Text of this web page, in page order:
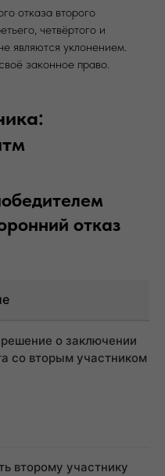
отказа второго
четвёртого и
являются уклонением.
законное право.
отказ
о заключении
со вторым участником
второму участнику